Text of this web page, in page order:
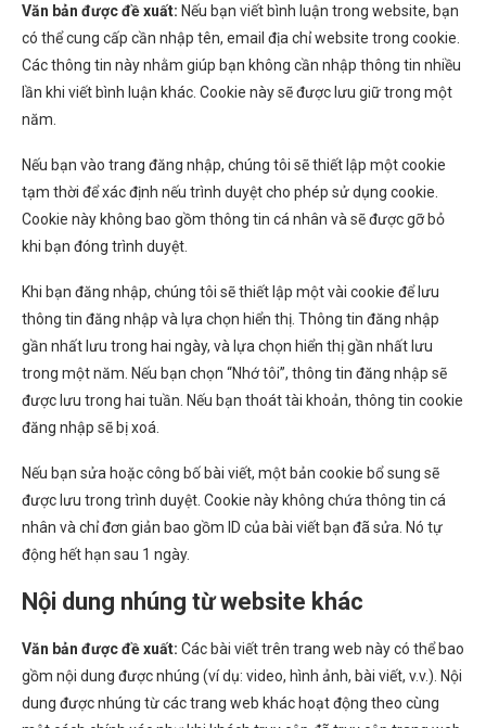
Văn bản được đề xuất: Nếu bạn viết bình luận trong website, bạn
có thể cung cấp cần nhập tên, email địa chỉ website trong cookie.
Các thông tin này nhằm giúp bạn không cần nhập thông tin nhiều
lần khi viết bình luận khác. Cookie này sẽ được lưu giữ trong một
năm.
Nếu bạn vào trang đăng nhập, chúng tôi sẽ thiết lập một cookie
tạm thời để xác định nếu trình duyệt cho phép sử dụng cookie.
Cookie này không bao gồm thông tin cá nhân và sẽ được gỡ bỏ
khi bạn đóng trình duyệt.
Khi bạn đăng nhập, chúng tôi sẽ thiết lập một vài cookie để lưu
thông tin đăng nhập và lựa chọn hiển thị. Thông tin đăng nhập
gần nhất lưu trong hai ngày, và lựa chọn hiển thị gần nhất lưu
trong một năm. Nếu bạn chọn “Nhớ tôi”, thông tin đăng nhập sẽ
được lưu trong hai tuần. Nếu bạn thoát tài khoản, thông tin cookie
đăng nhập sẽ bị xoá.
Nếu bạn sửa hoặc công bố bài viết, một bản cookie bổ sung sẽ
được lưu trong trình duyệt. Cookie này không chứa thông tin cá
nhân và chỉ đơn giản bao gồm ID của bài viết bạn đã sửa. Nó tự
động hết hạn sau 1 ngày.
Nội dung nhúng từ website khác
Văn bản được đề xuất: Các bài viết trên trang web này có thể bao
gồm nội dung được nhúng (ví dụ: video, hình ảnh, bài viết, v.v.). Nội
dung được nhúng từ các trang web khác hoạt động theo cùng